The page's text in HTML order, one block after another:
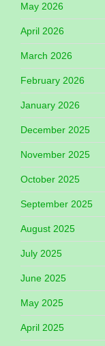
May 2026
April 2026
March 2026
February 2026
January 2026
December 2025
November 2025
October 2025
September 2025
August 2025
July 2025
June 2025
May 2025
April 2025